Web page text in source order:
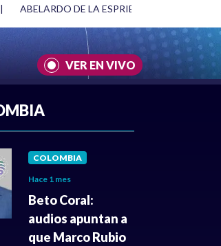
| ABELARDO DE LA ESPRIELLA Y DMG
VER EN VIVO
COLOMBIA
Hace 1 mes
Beto Coral:
audios apuntan a
que Marco Rubio